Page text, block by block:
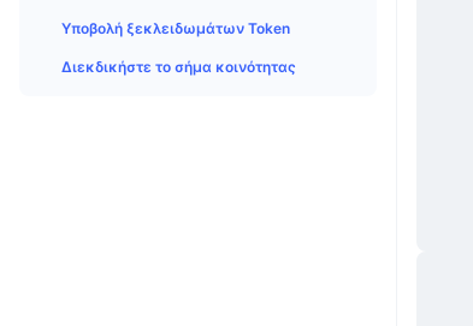
Υποβολή ξεκλειδωμάτων Token
Διεκδικήστε το σήμα κοινότητας